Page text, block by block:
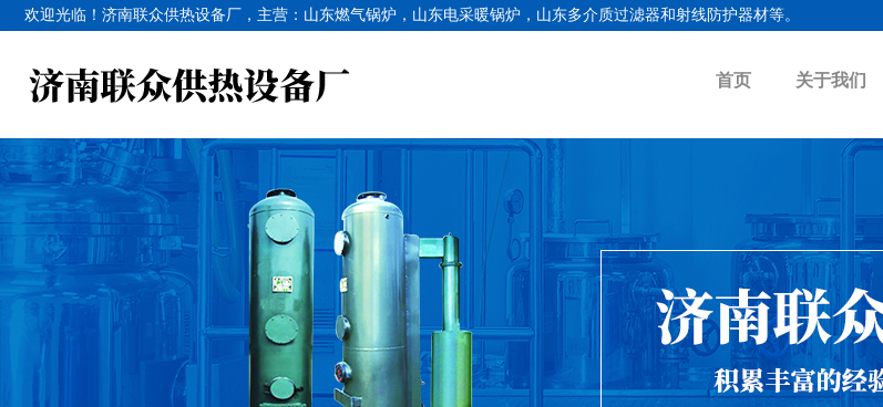
欢迎光临！济南联众供热设备厂，主营： 山东燃气锅炉 ， 山东电采暖锅炉 ， 山东多介质过滤器和射线防护器材等。
首页 关于我们